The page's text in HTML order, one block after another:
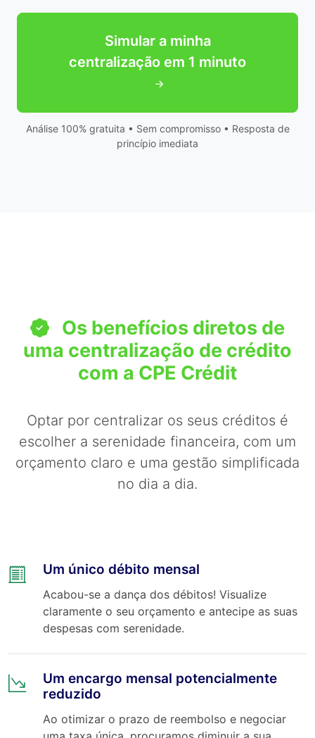
Simular a minha
centralização em 1 minuto
Análise 100% gratuita • Sem compromisso • Resposta de
princípio imediata
Os benefícios diretos de
uma centralização de crédito
com a CPE Crédit
Optar por centralizar os seus créditos é
escolher a serenidade financeira, com um
orçamento claro e uma gestão simplificada
no dia a dia.
Um único débito mensal
Acabou-se a dança dos débitos! Visualize
claramente o seu orçamento e antecipe as suas
despesas com serenidade.
Um encargo mensal potencialmente
reduzido
Ao otimizar o prazo de reembolso e negociar